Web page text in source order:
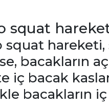
squat
squat
bacakların
iç bacak
bacakların iç